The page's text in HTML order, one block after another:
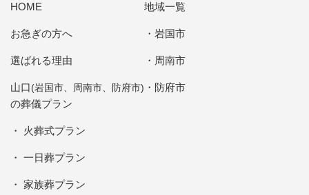
HOME
お急ぎの方へ
選ばれる理由
山口 (岩国市、周南市、防府市)
の葬儀プラン
火葬式プラン
一日葬プラン
家族葬プラン
地域一覧
岩国市
周南市
防府市